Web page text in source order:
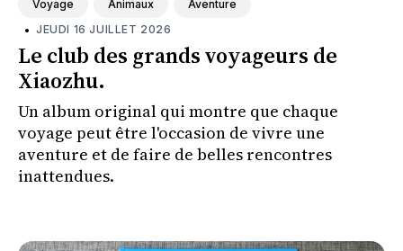
Voyage Animaux Aventure
• JEUDI 16 JUILLET 2026
Le club des grands voyageurs de
Xiaozhu.
Un album original qui montre que chaque
voyage peut être l'occasion de vivre une
aventure et de faire de belles rencontres
inattendues.